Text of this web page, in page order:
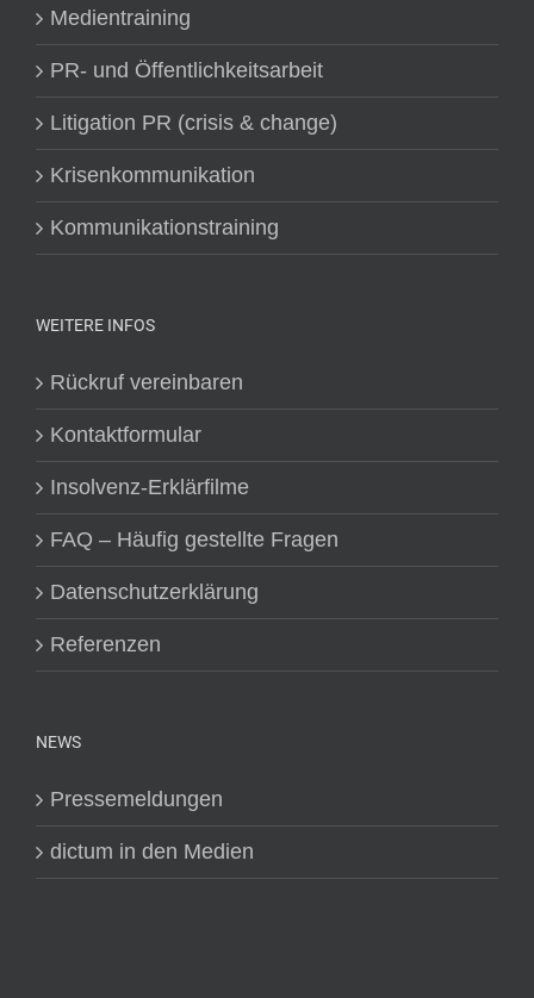
Medientraining
PR- und Öffentlichkeitsarbeit
Litigation PR (crisis & change)
Krisenkommunikation
Kommunikationstraining
WEITERE INFOS
Rückruf vereinbaren
Kontaktformular
Insolvenz-Erklärfilme
FAQ – Häufig gestellte Fragen
Datenschutzerklärung
Referenzen
NEWS
Pressemeldungen
dictum in den Medien